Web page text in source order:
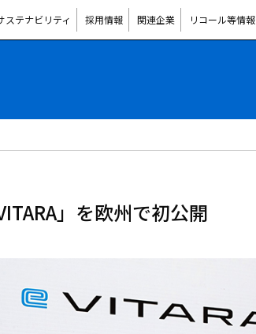
ステナビリティ 採用情報 関連企業 リコール等情報
」を欧州で初公開